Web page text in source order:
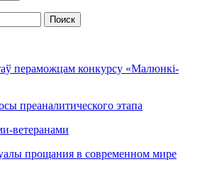
пераможцам конкурсу «Малюнкі-
преаналитического этапа
ветеранами
прощания в современном мире